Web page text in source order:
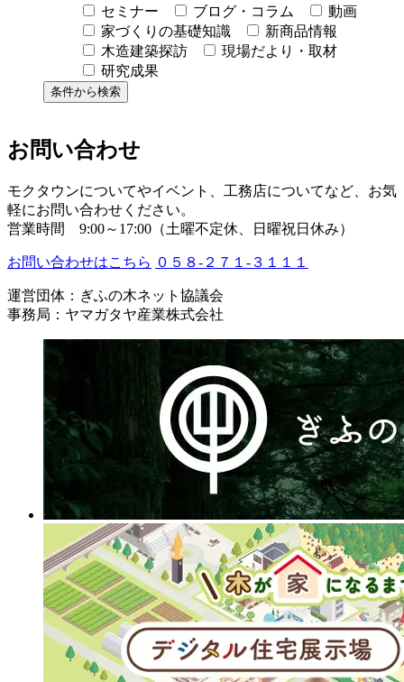
セミナー
ブログ・コラム
動画
家づくりの基礎知識
新商品情報
木造建築探訪
現場だより・取材
研究成果
お問い合わせ
モクタウンについてやイベント、工務店についてなど、お気
軽にお問い合わせください。
営業時間 9:00～17:00（土曜不定休、日曜祝日休み）
お問い合わせはこちら ０５８-２７１-３１１１
運営団体：ぎふの木ネット協議会
事務局：ヤマガタヤ産業株式会社